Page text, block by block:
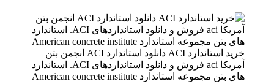
خرید استاندارد ACI دانلود استاندارد ACI انجمن بتن
آمریکا aci فروش و دانلود استانداردهای ACI. استاندارد
های بتن مجموعه استاندارد American concrete institute